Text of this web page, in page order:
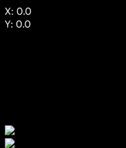
X: 0.0
Y: 0.0